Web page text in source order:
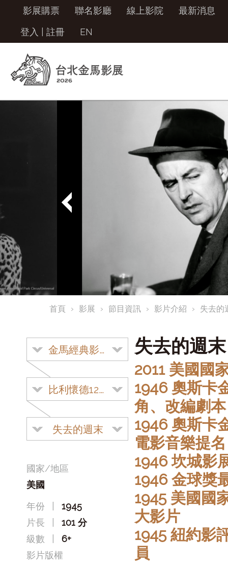
影展購票 聯名影廳 線上影院
最新消息
登入
註冊 EN
首頁 影展 節目資訊 影片介紹 失去的
金馬經典影展
比利懷德120 週年紀念展
失去的週末
國家/地區
美國
年份
1945
片長
101 分
級數
6+
影片版權
失去的週
2011 美國國
1946 奧斯卡
角、改編劇本
1946 奧斯卡
電影音樂提名
1946 坎城影
1946 金球獎
1945 美國國
大影片
1945 紐約影
員